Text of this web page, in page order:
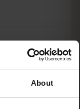
About